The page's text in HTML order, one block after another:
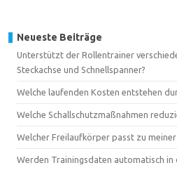
Neueste Beiträge
Unterstützt der Rollentrainer
Steckachse und Schnellspanner?
Welche laufenden Kosten entstehen
Welche Schallschutzmaßnahmen
Welcher Freilaufkörper passt zu
Werden Trainingsdaten automatisch in